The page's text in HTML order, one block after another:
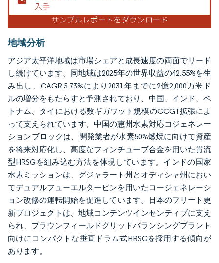
地域分析
アジア太平洋地域は市場シェアと成長速度の両面でリード
し続けています。同地域は2025年の世界収益の42.55%を生
み出し、CAGR 5.73%により2031年までに2億2,000万米ド
ルの増分をもたらすと予測されており、中国、インド、ベ
トナム、タイにおける数ギガワット規模のCCGT拡張によ
って支えられています。中国の恵州水素対応コジェネレー
ションブロックは、開発業者が水素50%燃焼に向けて資産
を将来対応化し、高度なフィンチューブ合金を用いた貫流
型HRSGを組み込む方法を体現しています。インドの国家
水素ミッションは、グジャラート州とオディシャ州におい
てデュアルフューエルタービンを用いたコージェネレーシ
ョン改修の運転開始を促進しています。日本のフリート更
新プロジェクトは、地域コンテンツインセンティブに支え
られ、ブラウンフィールドグリッドバランシングプラント
向けにコンパクトな垂直ドラム式HRSGを採用する傾向が
あります。